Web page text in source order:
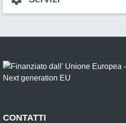
CONTATTI